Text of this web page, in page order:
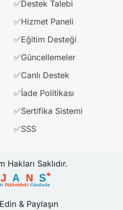
✅Destek Talebi
✅Hizmet Paneli
✅Eğitim Desteği
✅Güncellemeler
✅Canlı Destek
✅İade Politikası
✅Sertifika Sistemi
✅SSS
Hakları Saklıdır.
& Paylaşın